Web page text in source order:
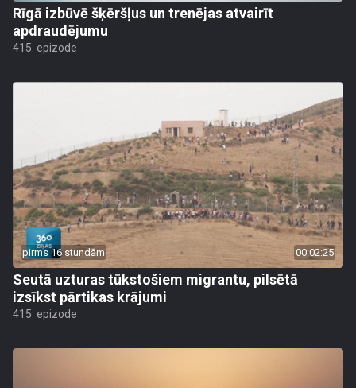
Rīgā izbūvē šķēršļus un trenējas atvairīt
apdraudējumu
415. epizode
pirms 16 stundām 00:02:25
Seutā uzturas tūkstošiem migrantu, pilsētā
izsīkst pārtikas krājumi
415. epizode